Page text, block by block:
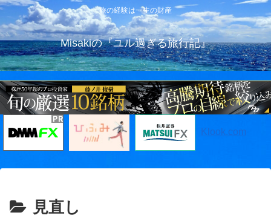
旅の経験は一生の財産
Misakiの『ユル過ぎる旅行記』
Klook.com
見直し